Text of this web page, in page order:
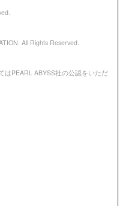
All Rights Reserved.
はPEARL ABYSS社の公認をいただ